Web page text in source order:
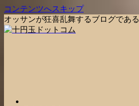
コンテンツへスキップ
オッサンが狂喜乱舞するブログである